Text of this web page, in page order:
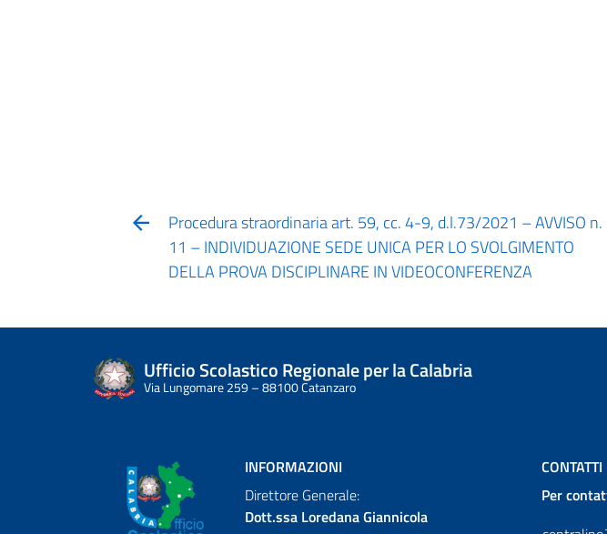
Procedura straordinaria art. 59, cc. 4-9, d.l.73/2021 – AVVISO n.
11 – INDIVIDUAZIONE SEDE UNICA PER LO SVOLGIMENTO
DELLA PROVA DISCIPLINARE IN VIDEOCONFERENZA
Ufficio Scolastico Regionale per la Calabria
Via Lungomare 259 – 88100 Catanzaro
INFORMAZIONI
Direttore Generale:
Dott.ssa Loredana Giannicola
CONTATTI
Per